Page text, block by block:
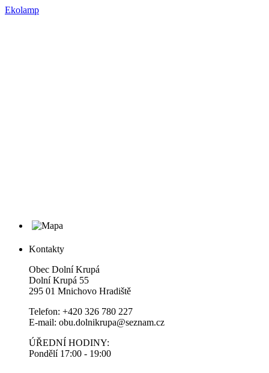
Ekolamp
Kontakty
Obec Dolní Krupá
Dolní Krupá 55
295 01 Mnichovo Hradiště
Telefon: +420 326 780 227
E-mail: obu.dolnikrupa@seznam.cz
ÚŘEDNÍ HODINY:
Pondělí 17:00 - 19:00